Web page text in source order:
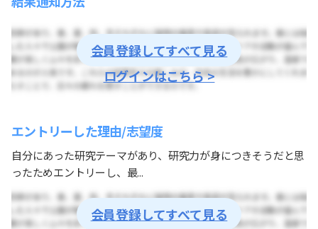
会員登録してすべて見る
ログインはこちら >
エントリーした理由/志望度
自分にあった研究テーマがあり、研究力が身につきそうだと思
ったためエントリーし、最...
会員登録してすべて見る